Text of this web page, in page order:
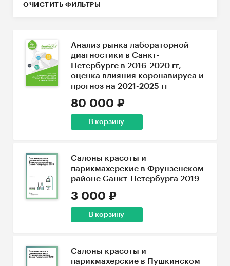
ОЧИСТИТЬ ФИЛЬТРЫ
Анализ рынка лабораторной
диагностики в Санкт-
Петербурге в 2016-2020 гг,
оценка влияния коронавируса и
прогноз на 2021-2025 гг
80 000 ₽
В корзину
Салоны красоты и
парикмахерские в Фрунзенском
районе Санкт-Петербурга 2019
3 000 ₽
В корзину
Салоны красоты и
парикмахерские в Пушкинском